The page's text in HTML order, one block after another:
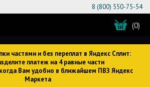
частями и без переплат в Яндекс Сплит:
платеж на 4 равные части
когда Вам удобно в ближайшем ПВЗ Яндекс
Маркета
8 (800) 550-75-54
(0)